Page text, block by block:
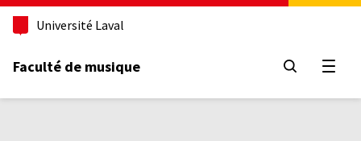
Aller
principal
Université Laval
Faculté de musique